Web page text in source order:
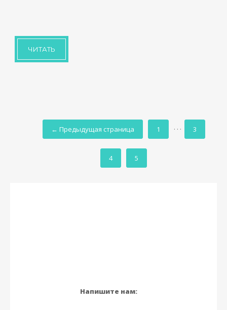
ЧИТАТЬ
← Предыдущая страница 1 · · · 3
4 5
Напишите нам: